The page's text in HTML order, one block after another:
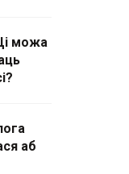
можа
аб